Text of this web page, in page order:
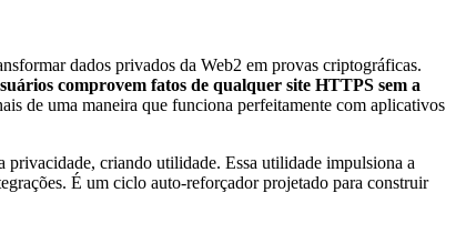
dados privados da Web2 em provas criptográficas.
comprovem fatos de qualquer site HTTPS sem a
de uma maneira que funciona perfeitamente com aplicativos
criando utilidade. Essa utilidade impulsiona a
É um ciclo auto-reforçador projetado para construir